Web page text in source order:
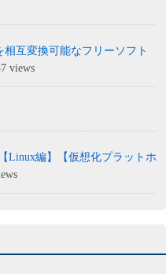
互変換可能なフリーソフト
views
Linux編】【仮想化プラットホ